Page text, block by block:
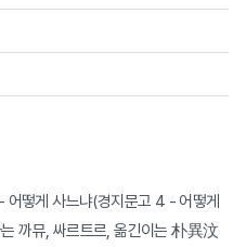
떻게 사느냐(경지문고 4 - 어떻게
까뮤, 싸르트르, 옮긴이는 朴異汶